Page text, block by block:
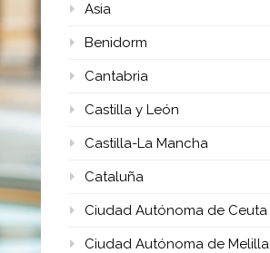
Asia
Benidorm
Cantabria
Castilla y León
Castilla-La Mancha
Cataluña
Ciudad Autónoma de Ceuta
Ciudad Autónoma de Melilla